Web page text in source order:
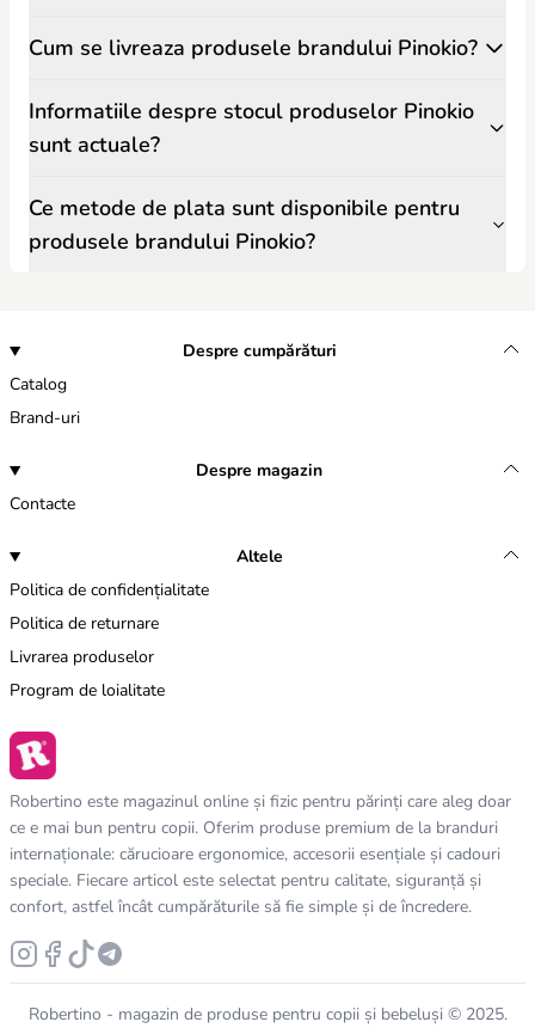
Cum se livreaza produsele brandului Pinokio?
Informatiile despre stocul produselor Pinokio
sunt actuale?
Ce metode de plata sunt disponibile pentru
produsele brandului Pinokio?
Despre cumpărături
Catalog
Brand-uri
Despre magazin
Contacte
Altele
Politica de confidențialitate
Politica de returnare
Livrarea produselor
Program de loialitate
Robertino este magazinul online și fizic pentru părinți care aleg doar
ce e mai bun pentru copii. Oferim produse premium de la branduri
internaționale: cărucioare ergonomice, accesorii esențiale și cadouri
speciale. Fiecare articol este selectat pentru calitate, siguranță și
confort, astfel încât cumpărăturile să fie simple și de încredere.
Robertino - magazin de produse pentru copii și bebeluși © 2025.